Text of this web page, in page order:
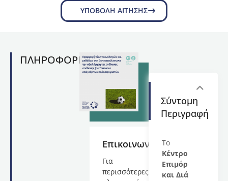
ΥΠΟΒΟΛΉ ΑΊΤΗΣΗΣ
ΠΛΗΡΟΦΟΡΙΕΣ
Επικοινωνία
Για
περισσότερες
Σύντομη
Περιγραφή
Το
Κέντρο
Επιμόρφωσης
και Διά